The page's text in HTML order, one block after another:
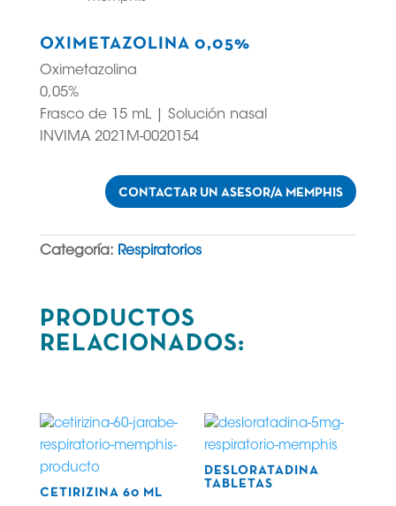
OXIMETAZOLINA 0,05%
Oximetazolina
0,05%
Frasco de 15 mL | Solución nasal
INVIMA 2021M-0020154
CONTACTAR UN ASESOR/A MEMPHIS
Categoría: Respiratorios
PRODUCTOS
RELACIONADOS:
CETIRIZINA 60 ML
DESLORATADINA
TABLETAS